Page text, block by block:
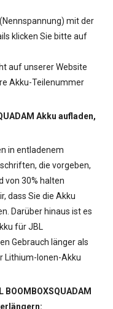
mit der
klicken Sie bitte auf
auf unserer Website
Akku-Teilenummer
Akku aufladen,
in entladenem
die vorgeben,
von 30% halten
dass Sie die Akku
Darüber hinaus ist es
für JBL
Gebrauch länger als
Lithium-Ionen-Akku
BOOMBOXSQUADAM